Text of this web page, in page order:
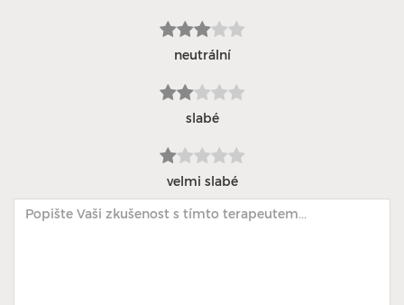
neutrální
slabé
velmi slabé